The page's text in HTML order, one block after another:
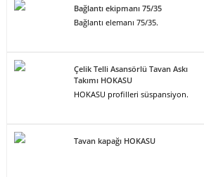
Bağlantı ekipmanı 75/35
Bağlantı elemanı 75/35.
Çelik Telli Asansörlü Tavan Askı
Takımı HOKASU
HOKASU profilleri süspansiyon.
Tavan kapağı HOKASU